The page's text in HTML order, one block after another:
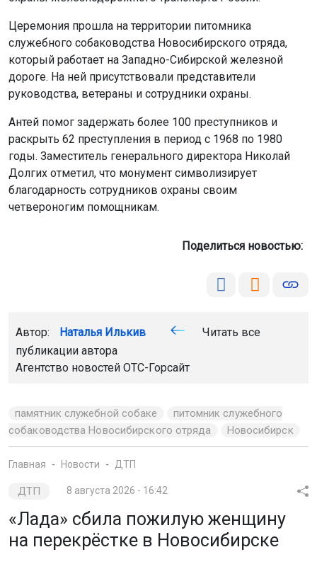
Церемония прошла на территории питомника
служебного собаководства Новосибирского отряда,
который работает на Западно-Сибирской железной
дороге. На ней присутствовали представители
руководства, ветераны и сотрудники охраны.
Антей помог задержать более 100 преступников и
раскрыть 62 преступления в период с 1968 по 1980
годы. Заместитель генерального директора Николай
Долгих отметил, что монумент символизирует
благодарность сотрудников охраны своим
четвероногим помощникам.
Поделиться новостью:
Автор: Наталья Илькив
Читать все
публикации автора
Агентство новостей ОТС-Горсайт
памятник служебной собаке
питомник служебного
собаководства Новосибирского отряда
Новосибирск
Главная Новости ДТП
ДТП 8 августа 2026 - 16:42
«Лада» сбила пожилую женщину
на перекрёстке в Новосибирске